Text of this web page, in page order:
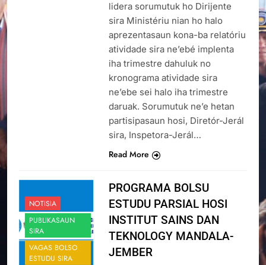
lidera sorumutuk ho Dirijente
sira Ministériu nian ho halo
aprezentasaun kona-ba relatóriu
atividade sira ne’ebé implenta
iha trimestre dahuluk no
kronograma atividade sira
ne’ebe sei halo iha trimestre
daruak. Sorumutuk ne’e hetan
partisipasaun hosi, Diretór-Jerál
sira, Inspetora-Jerál…
Read More
NOTISIA
PUBLIKASAUN
SIRA
VAGAS BOLSO
ESTUDU SIRA
PROGRAMA BOLSU
ESTUDU PARSIAL HOSI
INSTITUT SAINS DAN
TEKNOLOGY MANDALA-
JEMBER